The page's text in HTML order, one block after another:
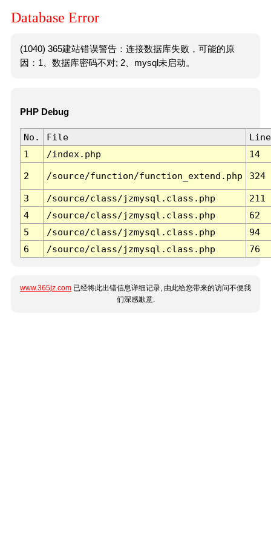
Database Error
(1040) 365建站错误警告：连接数据库失败，可能的原
因：1、数据库密码不对; 2、mysql未启动。
PHP Debug
No. File
Line
1
/index.php 14
2 /source/function/function_extend.php 324
3 /source/class/jzmysql.class.php
211
4
/source/class/jzmysql.class.php
62
5
/source/class/jzmysql.class.php
94
6
/source/class/jzmysql.class.php 76
www.365jz.com 已经将此出错信息详细记录, 由此给您带来的访问不便我
们深感歉意.